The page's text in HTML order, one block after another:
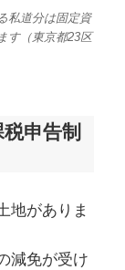
私道分は固定資
す（東京都23区
申告制
地がありま
減免が受け